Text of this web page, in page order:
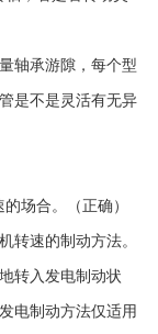
轴承游隙，每个型
是不是灵活有无异
场合。（正确）
转速的制动方法。
转入发电制动状
电制动方法仅适用